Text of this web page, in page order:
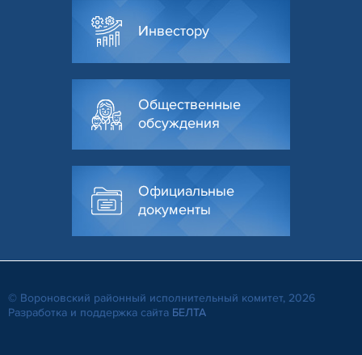
Инвестору
Общественные
обсуждения
Официальные
документы
© Вороновский районный исполнительный комитет, 2026
Разработка и поддержка сайта БЕЛТА